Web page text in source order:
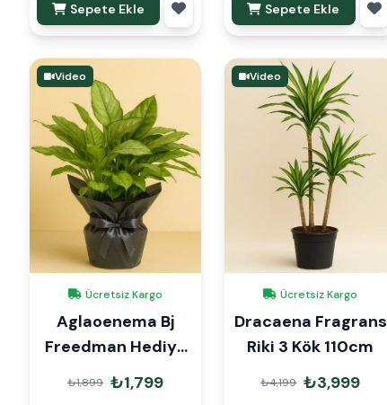
Sepete Ekle Sepete Ekle
Video
Ücretsiz Kargo
Aglaoenema Bj
Freedman Hediye
Paketli
₺1,899 ₺1,799
Video
Ücretsiz Kargo
Dracaena Fragrans
Riki 3 Kök 110cm
₺4,199 ₺3,999